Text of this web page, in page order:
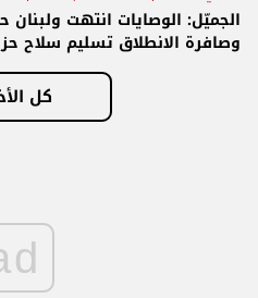
الجميّل: الوصايات انتهت
وصافرة الانطلاق تسليم سلاح
كل